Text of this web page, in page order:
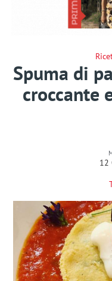
Spuma di
croccante
12